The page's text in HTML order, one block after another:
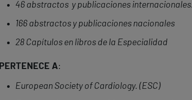
46 abstractos y publicaciones internacionales.
166 abstractos y publicaciones nacionales
28 Capítulos en libros de la Especialidad
PERTENECE A:
European Society of Cardiology. (ESC)